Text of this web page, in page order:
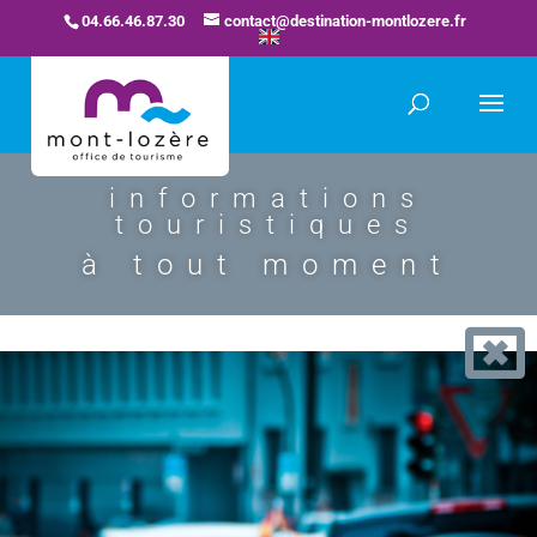
04.66.46.87.30 contact@destination-montlozere.fr
informations
touristiques
à tout moment